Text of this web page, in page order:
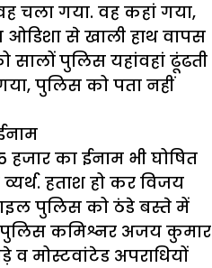
गया. वह कहां गया,
से खाली हाथ वापस
पुलिस यहांवहां ढूंढती
पुलिस को पता नहीं
हजार का ईनाम भी घोषित
हताश हो कर विजय
पुलिस को ठंडे बस्ते में
पुलिस कमिश्नर अजय कुमार
मोस्टवांटेड अपराधियों